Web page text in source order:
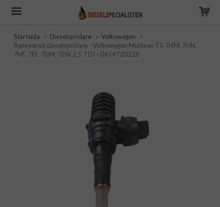
Startsida Dieselspridare
Volkswagen
Renoverad dieselspridare - Volkswagen Multivan T5 7HM, 7HN,
7HF, 7EF, 7EM, 7EN) 2.5 TDI - 0414720228